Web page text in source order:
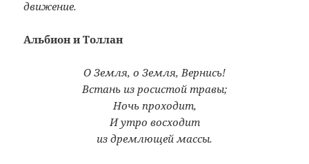
движение.
Альбион и Толлан
О Земля, о Земля, Вернись!
Встань из росистой травы;
Ночь проходит,
И утро восходит
из дремлющей массы.